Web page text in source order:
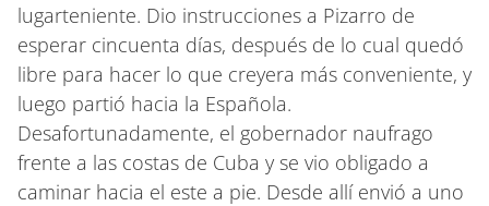
lugarteniente. Dio instrucciones a Pizarro de
esperar cincuenta días, después de lo cual quedó
libre para hacer lo que creyera más conveniente, y
luego partió hacia la Española.
Desafortunadamente, el gobernador naufrago
frente a las costas de Cuba y se vio obligado a
caminar hacia el este a pie. Desde allí envió a uno